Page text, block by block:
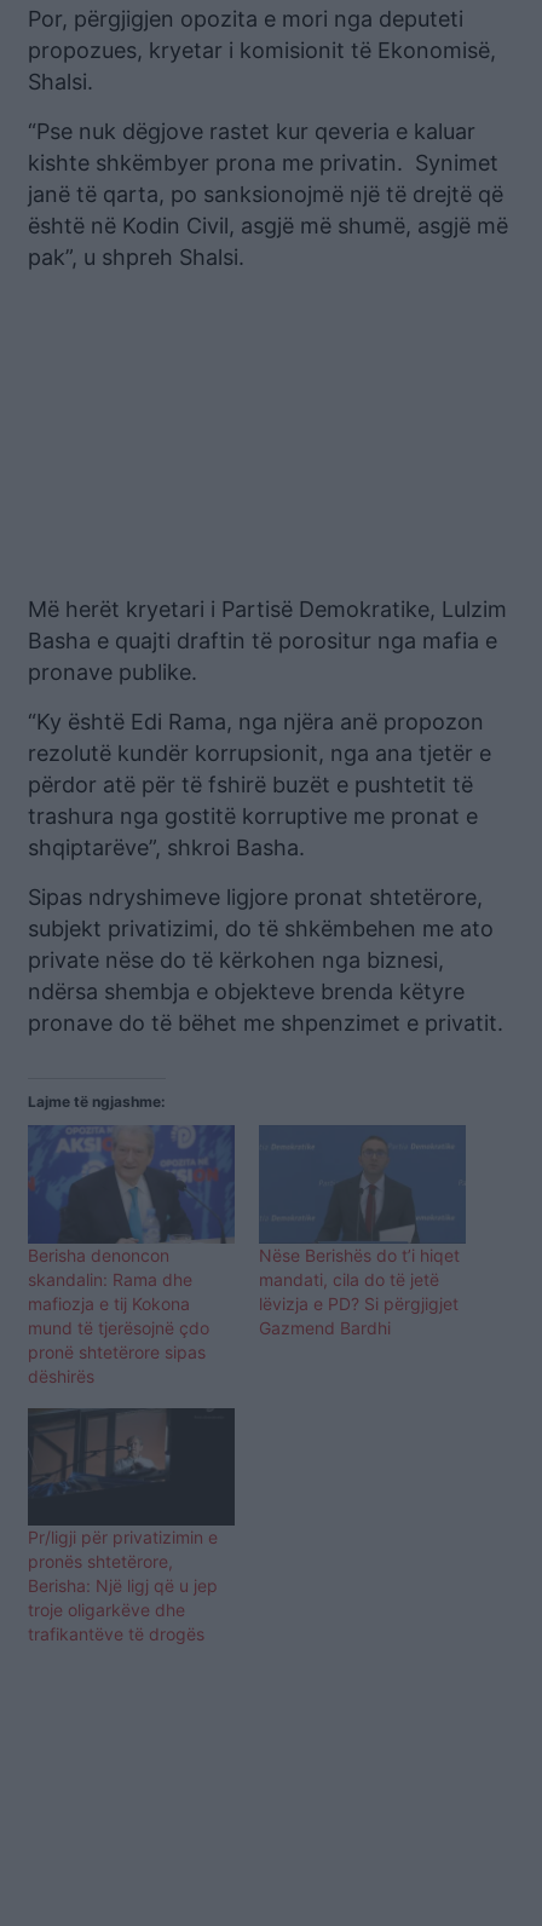
Por, përgjigjen opozita e mori nga deputeti
propozues, kryetar i komisionit të Ekonomisë,
Shalsi.
“Pse nuk dëgjove rastet kur qeveria e kaluar
kishte shkëmbyer prona me privatin. Synimet
janë të qarta, po sanksionojmë një të drejtë që
është në Kodin Civil, asgjë më shumë, asgjë më
pak”, u shpreh Shalsi.
Më herët kryetari i Partisë Demokratike, Lulzim
Basha e quajti draftin të porositur nga mafia e
pronave publike.
“Ky është Edi Rama, nga njëra anë propozon
rezolutë kundër korrupsionit, nga ana tjetër e
përdor atë për të fshirë buzët e pushtetit të
trashura nga gostitë korruptive me pronat e
shqiptarëve”, shkroi Basha.
Sipas ndryshimeve ligjore pronat shtetërore,
subjekt privatizimi, do të shkëmbehen me ato
private nëse do të kërkohen nga biznesi,
ndërsa shembja e objekteve brenda këtyre
pronave do të bëhet me shpenzimet e privatit.
Lajme të ngjashme:
Berisha denoncon
skandalin: Rama dhe
mafiozja e tij Kokona
mund të tjerësojnë çdo
pronë shtetërore sipas
dëshirës
Nëse Berishës do t’i hiqet
mandati, cila do të jetë
lëvizja e PD? Si përgjigjet
Gazmend Bardhi
Pr/ligji për privatizimin e
pronës shtetërore,
Berisha: Një ligj që u jep
troje oligarkëve dhe
trafikantëve të drogës